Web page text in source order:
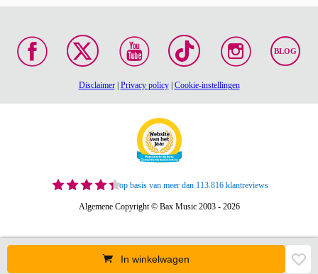
In winkelwagen
BLOG
Disclaimer| Privacy policy| Cookie-instellingen
op basis van meer dan 113.816 klantreviews
Algemene Copyright © Bax Music 2003 - 2026